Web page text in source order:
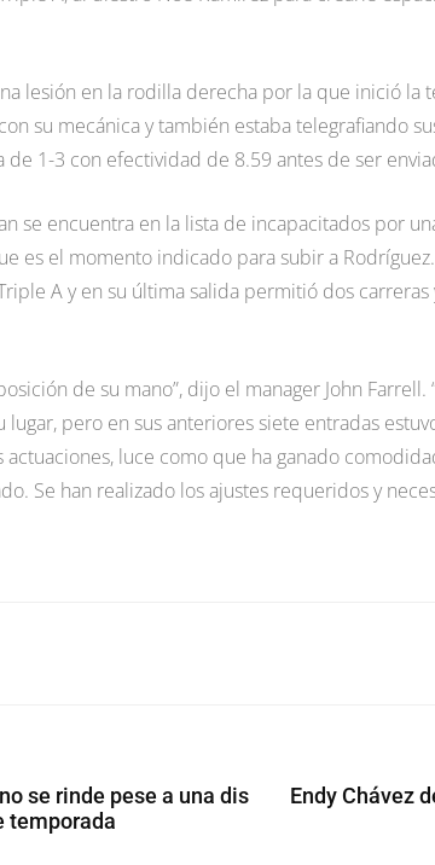
lesión en la rodilla derecha por la que inició la
su mecánica y también estaba telegrafiando
de 1-3 con efectividad de 8.59 antes de ser
se encuentra en la lista de incapacitados por
es el momento indicado para subir a
A y en su última salida permitió dos
de su mano”, dijo el manager John
lugar, pero en sus anteriores siete entradas
actuaciones, luce como que ha ganado
Se han realizado los ajustes requeridos y
se rinde pese a una dis
temporada
Endy Chávez